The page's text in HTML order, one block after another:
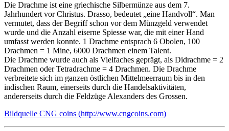
Die Drachme ist eine griechische Silbermünze aus dem 7.
Jahrhundert vor Christus. Drasso, bedeutet „eine Handvoll“. Man
vermutet, dass der Begriff schon vor dem Münzgeld verwendet
wurde und die Anzahl eiserne Spiesse war, die mit einer Hand
umfasst werden konnte. 1 Drachme entsprach 6 Obolen, 100
Drachmen = 1 Mine, 6000 Drachmen einem Talent.
Die Drachme wurde auch als Vielfaches geprägt, als Didrachme = 2
Drachmen oder Tetradrachme = 4 Drachmen. Die Drachme
verbreitete sich im ganzen östlichen Mittelmeerraum bis in den
indischen Raum, einerseits durch die Handelsaktivitäten,
andererseits durch die Feldzüge Alexanders des Grossen.
Bildquelle CNG coins (http://www.cngcoins.com)